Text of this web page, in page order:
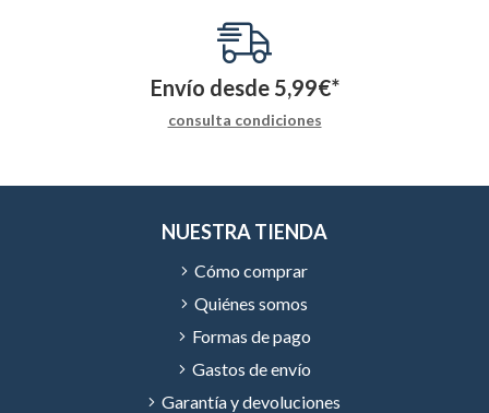
Envío desde 5,99€*
consulta condiciones
NUESTRA TIENDA
Cómo comprar
Quiénes somos
Formas de pago
Gastos de envío
Garantía y devoluciones